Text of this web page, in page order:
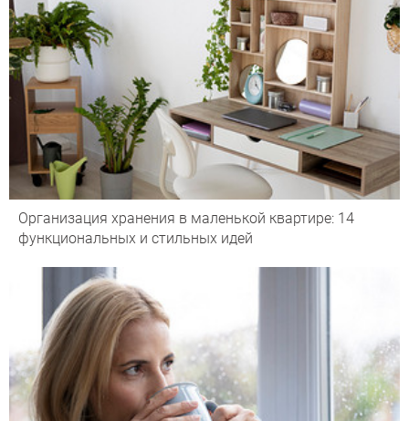
Организация хранения в маленькой квартире: 14
функциональных и стильных идей